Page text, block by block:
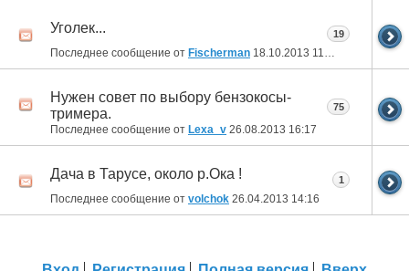
Уголек...
Последнее сообщение от Fischerman 18.10.2013 11:59
19
Нужен совет по выбору бензокосы-
тримера.
Последнее сообщение от Lexa_v 26.08.2013 16:17
75
Дача в Тарусе, около р.Ока !
Последнее сообщение от volchok 26.04.2013 14:16
1